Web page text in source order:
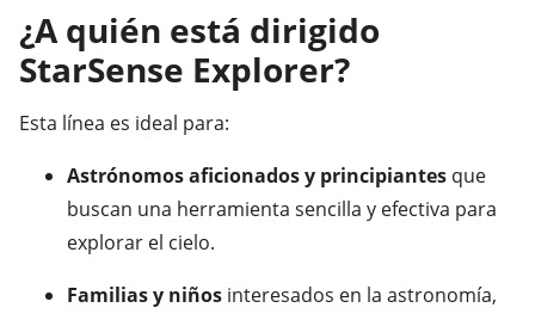
¿A quién está dirigido
StarSense Explorer?
Esta línea es ideal para:
Astrónomos aficionados y principiantes que
buscan una herramienta sencilla y efectiva para
explorar el cielo.
Familias y niños interesados en la astronomía,